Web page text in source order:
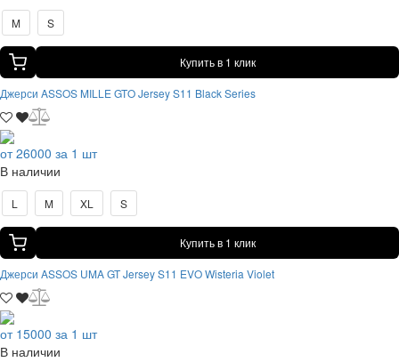
M S
Купить в 1 клик
Джерси ASSOS MILLE GTO Jersey S11 Black Series
от 26000 за 1 шт
В наличии
L M XL S
Купить в 1 клик
Джерси ASSOS UMA GT Jersey S11 EVO Wisteria Violet
от 15000 за 1 шт
В наличии